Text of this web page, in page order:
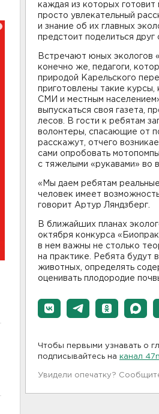
каждая из которых
просто увлекательный
и знание об их главных
предстоит поделиться друг
Встречают юных экологов
конечно же, педагоги,
природой Карельского
приготовлены такие
СМИ и местным
выпускаться своя газета,
лесов. В гости к ребятам
волонтеры, спасающие от
расскажут, отчего
сами опробовать
с тяжелыми «рукавами» во
«Мы даем ребятам
человек имеет
говорит Артур Ляндзберг.
В ближайших планах
октября конкурса
в нем важны не столько
на практике. Ребята будут
животных, определять
оценивать плодородие
Чтобы первыми узнавать о
подписывайтесь на канал
Увидели опечатку?